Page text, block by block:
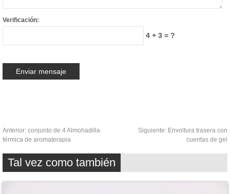
Verificación:
4 + 3 = ?
Anterior: conjunto de 4 Almohadilla
térmica de aromaterapia
Siguiente: Envoltura trasera con
cuentas de gel
Tal vez como también